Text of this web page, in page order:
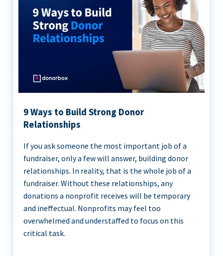
9 Ways to Build Strong Donor
Relationships
If you ask someone the most important job of a
fundraiser, only a few will answer, building donor
relationships. In reality, that is the whole job of a
fundraiser. Without these relationships, any
donations a nonprofit receives will be temporary
and ineffectual. Nonprofits may feel too
overwhelmed and understaffed to focus on this
critical task.